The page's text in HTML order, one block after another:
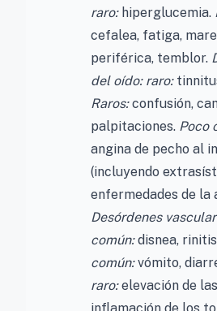
raro:hiperglucemia.
cefalea, fatiga,
periférica, temblor.
del oído: raro:
Raros:confusión,
palpitaciones. Poco
angina de pecho al
(incluyendo
enfermedades de la
Desórdenes
común:disnea,
común:vómito,
raro:elevación de